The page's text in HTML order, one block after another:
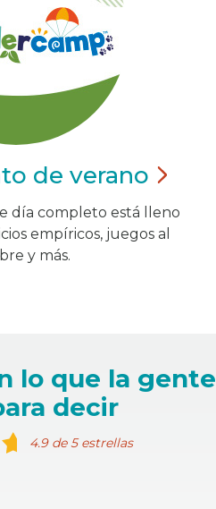
de verano
día completo está lleno
empíricos, juegos al
y más.
lo que la gente
decir
4.9 de 5 estrellas